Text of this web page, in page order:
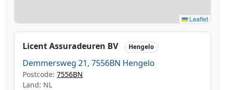
Leaflet
Licent Assuradeuren BV Hengelo
Demmersweg 21, 7556BN Hengelo
Postcode: 7556BN
Land: NL